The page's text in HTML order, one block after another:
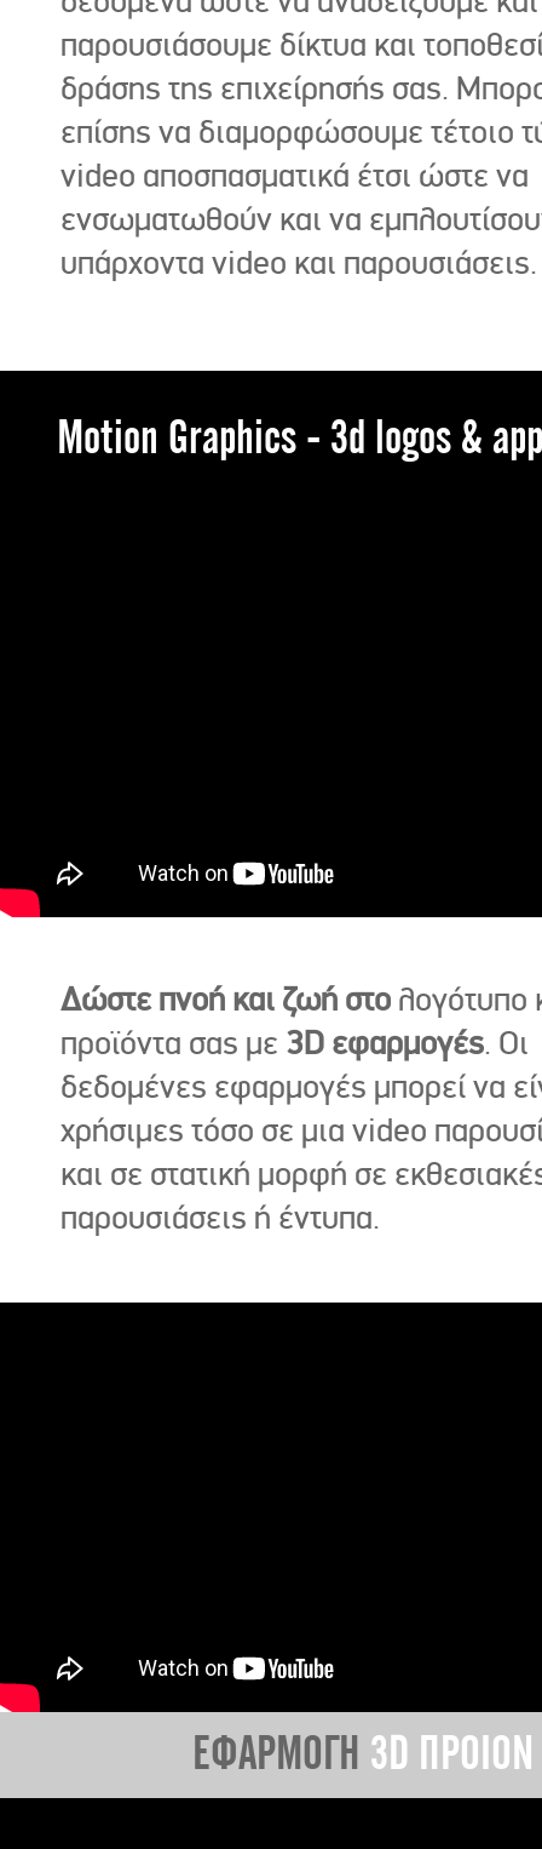
παρουσιάσουμε δίκτυα και
δράσης της επιχείρησής σας.
επίσης να διαμορφώσουμε τέτοιο
video αποσπασματικά έτσι ώστε να
ενσωματωθούν και να
υπάρχοντα video και παρουσιάσεις.
Motion Graphics - 3d logos &
Δώστε πνοή και ζωή στο λογότυπο
προϊόντα σας με 3D εφαρμογές. Οι
δεδομένες εφαρμογές μπορεί να
χρήσιμες τόσο σε μια video
και σε στατική μορφή σε
παρουσιάσεις ή έντυπα.
ΕΦΑΡΜΟΓΗ 3D ΠΡΟΙΟΝ